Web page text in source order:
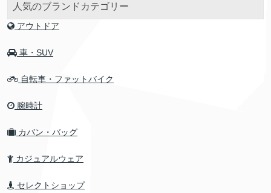
人気のブランドカテゴリー
アウトドア
車・SUV
自転車・ファットバイク
腕時計
カバン・バッグ
カジュアルウェア
セレクトショップ